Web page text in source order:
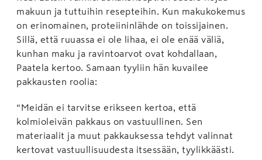
makuun ja tuttuihin resepteihin. Kun makukokemus
on erinomainen, proteiininlähde on toissijainen.
Sillä, että ruuassa ei ole lihaa, ei ole enää väliä,
kunhan maku ja ravintoarvot ovat kohdallaan,
Paatela kertoo. Samaan tyyliin hän kuvailee
pakkausten roolia:
“Meidän ei tarvitse erikseen kertoa, että
kolmioleivän pakkaus on vastuullinen. Sen
materiaalit ja muut pakkauksessa tehdyt valinnat
kertovat vastuullisuudesta itsessään, tyylikkäästi.